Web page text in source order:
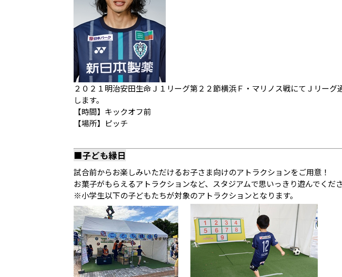
２０２１明治安田生命Ｊ１リーグ第２２節横浜Ｆ・マリノス戦にてＪリー
します。
【時間】キックオフ前
【場所】ピッチ
■子ども縁日
試合前からお楽しみいただけるお子さま向けのアトラクションをご用意！
お菓子がもらえるアトラクションなど、スタジアムで思いっきり遊んでくだ
※小学生以下の子どもたちが対象のアトラクションとなります。